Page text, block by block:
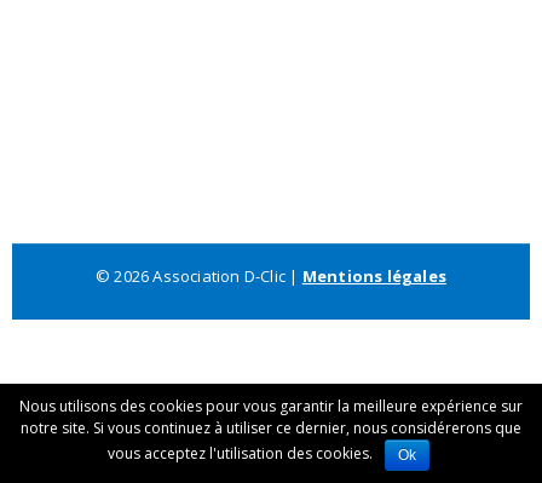
© 2026 Association D-Clic | Mentions légales
Nous utilisons des cookies pour vous garantir la meilleure expérience sur
notre site. Si vous continuez à utiliser ce dernier, nous considérerons que
vous acceptez l'utilisation des cookies.
Ok